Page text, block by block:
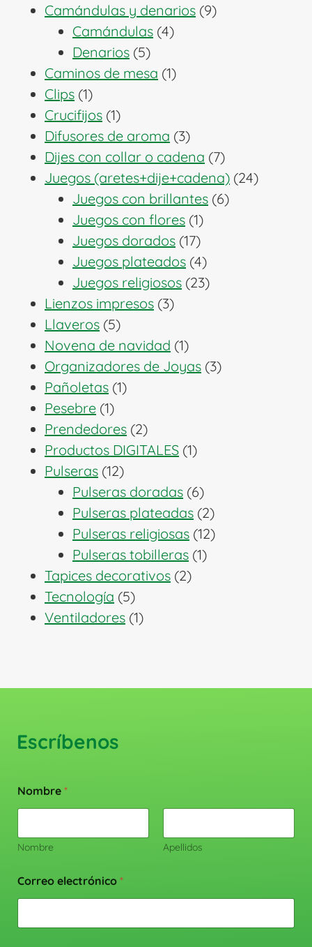
producto
Camándulas y denarios 99
Camándulas 44
Denarios 55
productos
Caminos de mesa 11
Clips 11
producto
Crucifijos 11
producto
Difusores de aroma 33
productos
Dijes con collar o cadena 77
productos
Juegos (aretes+dije+cadena) 2424
Juegos con brillantes 66
Juegos con flores 11
producto
Juegos dorados 1717
productos
Juegos plateados 44
productos
Juegos religiosos 2323
Lienzos impresos 33
Llaveros 55
productos
Novena de navidad 11
producto
Organizadores de Joyas 33
Pañoletas 11
Pesebre 11
producto
Prendedores 22
productos
Productos DIGITALES 11
Pulseras 1212
productos
Pulseras doradas 66
productos
Pulseras plateadas 22
productos
Pulseras religiosas 1212
Pulseras tobilleras 11
Tapices decorativos 22
Tecnología 55
productos
Ventiladores 11
Escríbenos
Nombre *
Nombre Apellidos
Correo electrónico *